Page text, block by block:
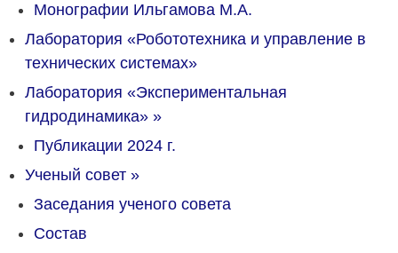
Монографии Ильгамова М.А.
Лаборатория «Робототехника и управление в
технических системах»
Лаборатория «Экспериментальная
гидродинамика» »
Публикации 2024 г.
Ученый совет »
Заседания ученого совета
Состав